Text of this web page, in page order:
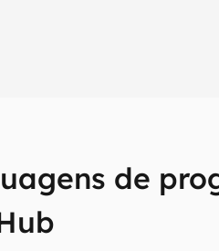
de
do mundo tech!
e receba notícias e reviews